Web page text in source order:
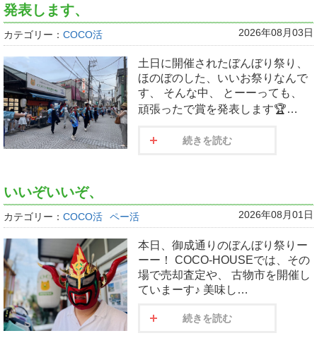
発表します、
カテゴリー： COCO活 2026年08月03日
土日に開催されたぼんぼり祭り、
ほのぼのした、いいお祭りなんで
す、 そんな中、 とーーっても、
頑張ったで賞を発表します🏆…
続きを読む
いいぞいいぞ、
カテゴリー： COCO活 ペー活 2026年08月01日
本日、御成通りのぼんぼり祭りー
ーー！ COCO-HOUSEでは、その
場で売却査定や、 古物市を開催し
ていまーす♪ 美味し…
続きを読む